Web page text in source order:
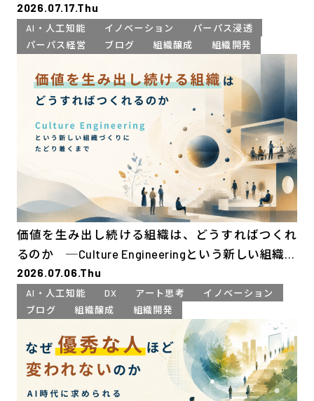
2026.07.17.Thu
AI・人工知能 イノベーション
パーパス浸透
パーパス経営
ブログ 組織醸成 組織開発
価値を生み出し続ける組織は、どうすればつくれ
るのか ─Culture Engineeringという新しい組織づ
くりにたどり着くまで
2026.07.06.Thu
AI・人工知能 DX アート思考
イノベーション
ブログ
組織醸成 組織開発